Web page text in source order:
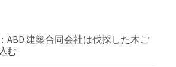
ABD 建築合同会社は伐採した木ご
む